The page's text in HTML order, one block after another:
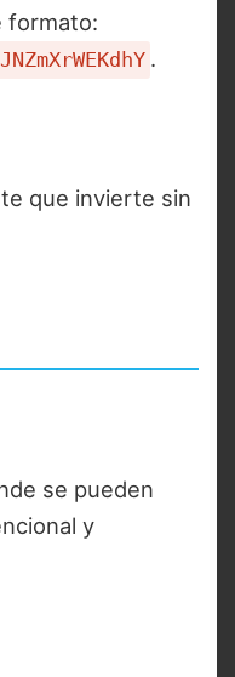
formato:
.
que invierte sin
se pueden
y